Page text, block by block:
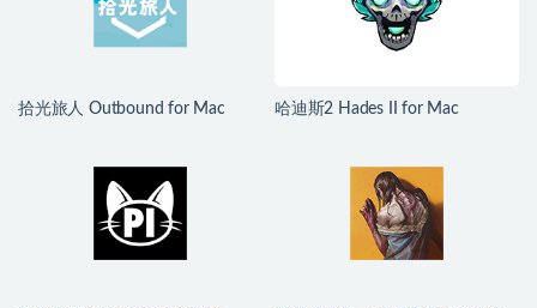
拾光旅人 Outbound for Mac
哈迪斯2 Hades II for Mac